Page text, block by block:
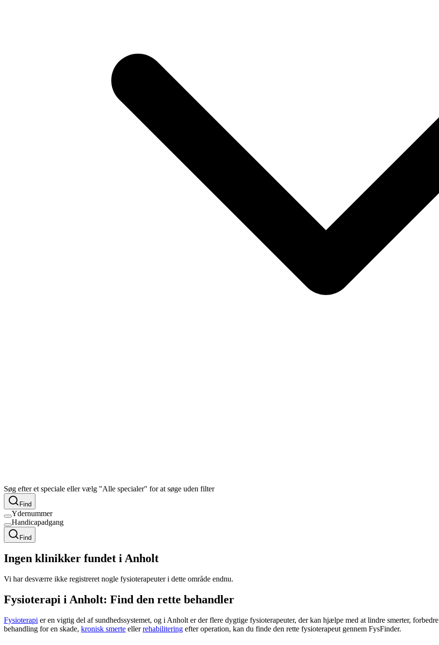
Søg efter et speciale eller vælg "Alle specialer" for at søge uden filter
Find
Ydernummer
Handicapadgang
Find
Ingen klinikker fundet i Anholt
Vi har desværre ikke registreret nogle fysioterapeuter i dette område endnu.
Fysioterapi i Anholt: Find den rette behandler
Fysioterapi er en vigtig del af sundhedssystemet, og i Anholt er der flere dygtige fysioterapeuter, der kan hjælpe med at lindre smerter, forbedre
behandling for en skade, kronisk smerte ellerrehabilitering efter operation, kan du finde den rette fysioterapeut gennem FysFinder.